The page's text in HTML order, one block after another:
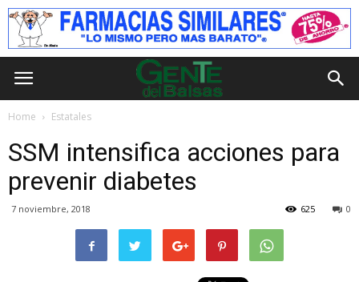
Home Estatales
SSM intensifica acciones para
prevenir diabetes
7 noviembre, 2018 0
625